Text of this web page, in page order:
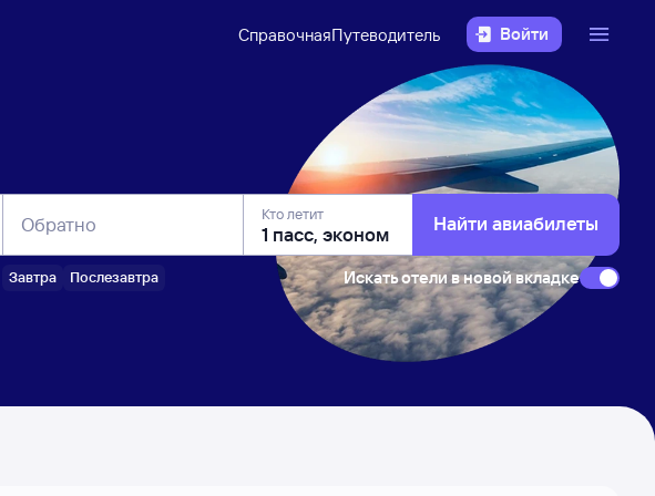
СправочнаяПутеводитель Войти
Обратно
Завтра Послезавтра
Кто летит Найти авиабилеты
Искать отели в новой вкладке